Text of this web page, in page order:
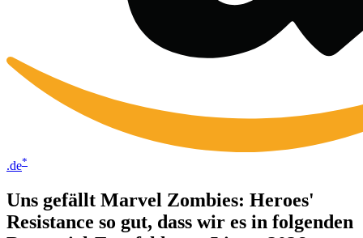
.de*
Uns gefällt Marvel Zombies: Heroes'
Resistance so gut, dass wir es in folgenden